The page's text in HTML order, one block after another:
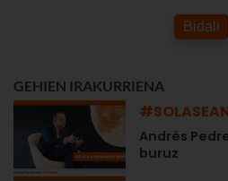
Bidali
GEHIEN IRAKURRIENA
Andrés
buruz